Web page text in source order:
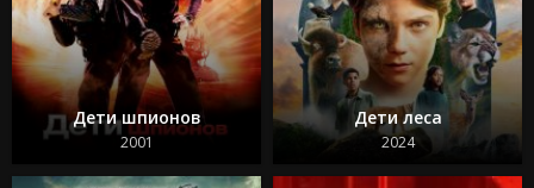
Дети шпионов
2001
Дети леса
2024